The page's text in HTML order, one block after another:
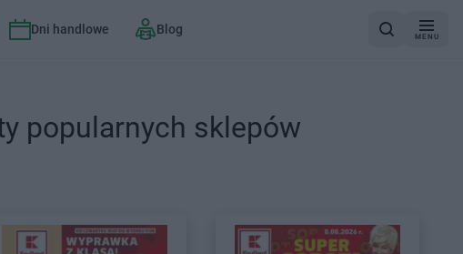
Dni handlowe Blog
MENU
popularnych sklepów